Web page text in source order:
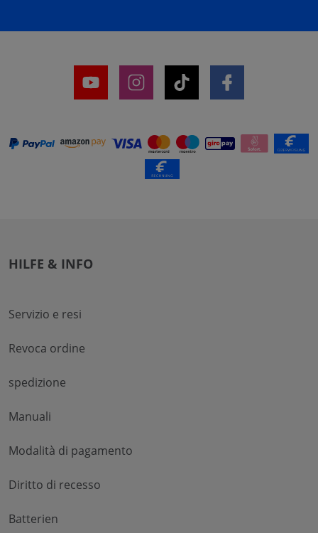
HILFE & INFO
Servizio e resi
Revoca ordine
spedizione
Manuali
Modalità di pagamento
Diritto di recesso
Batterien